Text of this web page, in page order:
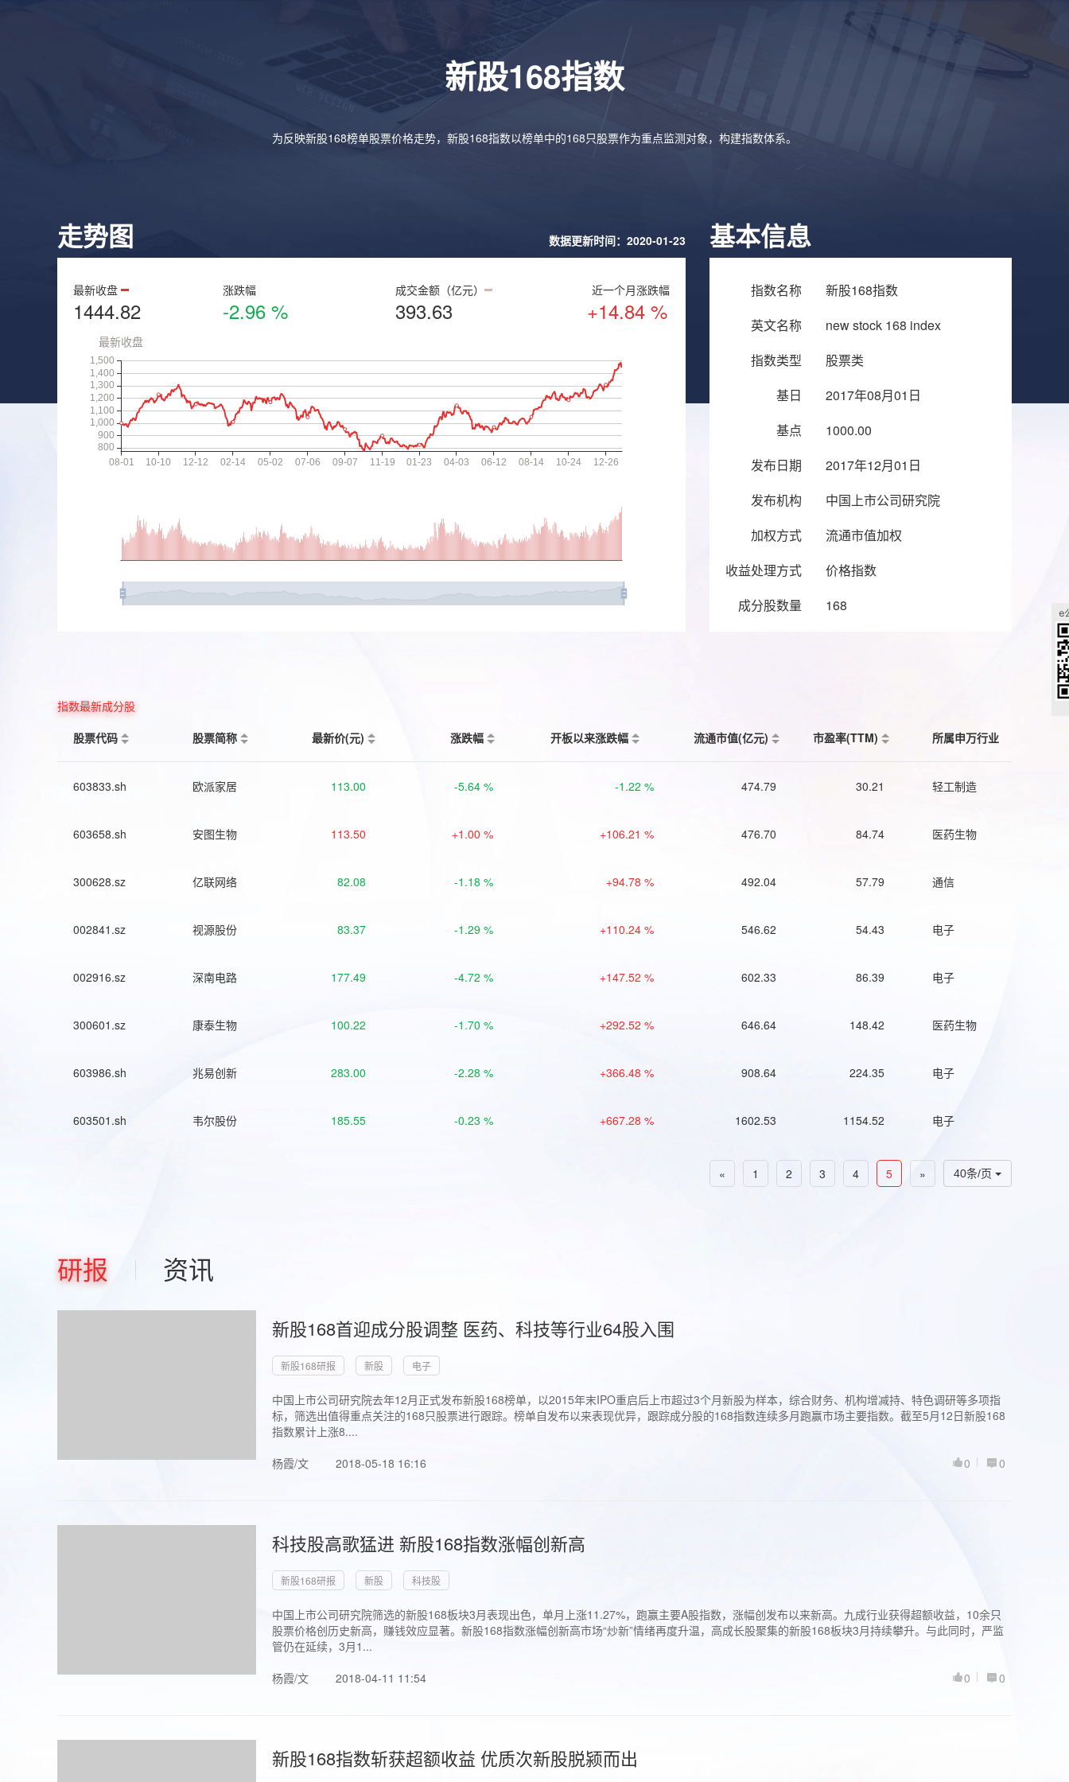
新股168指数
为反映新股168榜单股票价格走势，新股168指数以榜单中的168只股票作为重点监测对象，构建指数体系。
走势图 数据更新时间：2020-01-23
最新收盘
1444.82
涨跌幅
-2.96 %
成交金额（亿元）
393.63
近一个月涨跌幅
+14.84 %
基本信息
指数名称
新股168指数
英文名称
new stock 168 index
指数类型
股票类
基日
2017年08月01日
基点
1000.00
发布日期
2017年12月01日
发布机构
中国上市公司研究院
加权方式
流通市值加权
收益处理方式
价格指数
成分股数量
168
指数最新成分股
股票代码
股票简称 最新价(元) 涨跌幅 开板以来涨跌幅 流通市值(亿元) 市盈率(TTM) 所属申万行业
603833.sh 欧派家居 113.00 -5.64 % -1.22 % 474.79 30.21 轻工制造
603658.sh 安图生物 113.50 +1.00 % +106.21 % 476.70 84.74 医药生物
300628.sz 亿联网络 82.08 -1.18 % +94.78 % 492.04 57.79 通信
002841.sz 视源股份 83.37 -1.29 % +110.24 % 546.62 54.43 电子
002916.sz 深南电路 177.49 -4.72 % +147.52 % 602.33 86.39 电子
300601.sz 康泰生物 100.22 -1.70 % +292.52 % 646.64 148.42 医药生物
603986.sh 兆易创新 283.00 -2.28 % +366.48 % 908.64 224.35 电子
603501.sh 韦尔股份 185.55 -0.23 % +667.28 % 1602.53 1154.52 电子
40条/页
« 1 2 3 4 5 »
研报 资讯
新股168首迎成分股调整 医药、科技等行业64股入围
新股168研报 新股 电子
中国上市公司研究院去年12月正式发布新股168榜单，以2015年末IPO重启后上市超过3个月新股为样本，综合财务、机构增减持、特色调研等多项指
标，筛选出值得重点关注的168只股票进行跟踪。榜单自发布以来表现优异，跟踪成分股的168指数连续多月跑赢市场主要指数。截至5月12日新股168
指数累计上涨8....
杨霞/文
2018-05-18 16:16 0
0
科技股高歌猛进 新股168指数涨幅创新高
新股168研报 新股 科技股
中国上市公司研究院筛选的新股168板块3月表现出色，单月上涨11.27%，跑赢主要A股指数，涨幅创发布以来新高。九成行业获得超额收益，10余只
股票价格创历史新高，赚钱效应显著。新股168指数涨幅创新高市场“炒新”情绪再度升温，高成长股聚集的新股168板块3月持续攀升。与此同时，严监
管仍在延续，3月1...
杨霞/文
2018-04-11 11:54 0
0
新股168指数斩获超额收益 优质次新股脱颍而出